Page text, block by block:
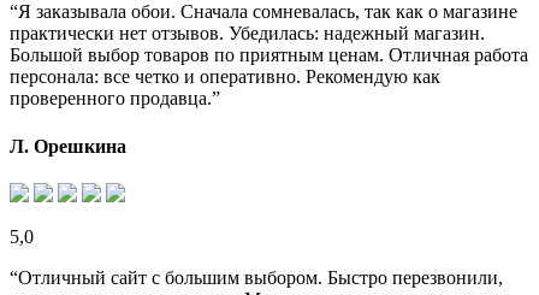
“Я заказывала обои. Сначала сомневалась, так как о магазине
практически нет отзывов. Убедилась: надежный магазин.
Большой выбор товаров по приятным ценам. Отличная работа
персонала: все четко и оперативно. Рекомендую как
проверенного продавца.”
Л. Орешкина
5,0
“Отличный сайт с большим выбором. Быстро перезвонили,